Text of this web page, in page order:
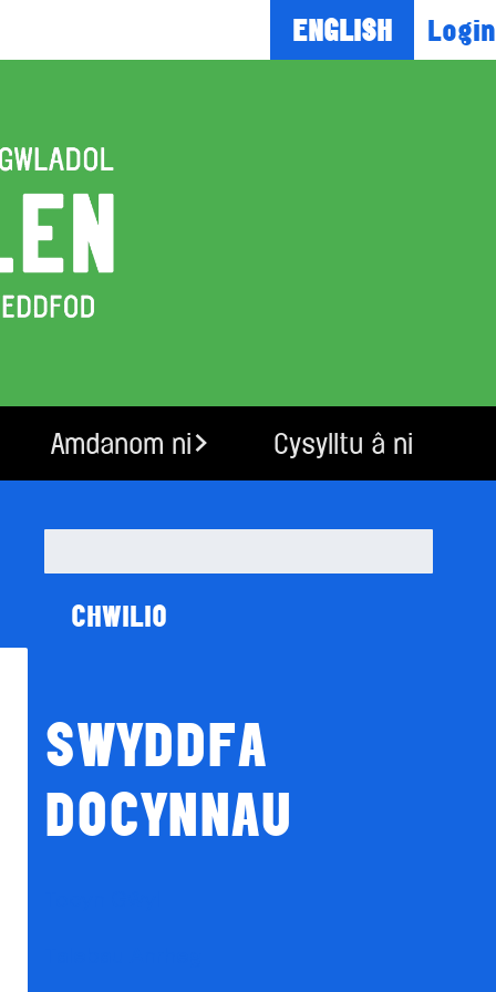
ENGLISH Login
Amdanom ni Cysylltu â ni
SWYDDFA
DOCYNNAU